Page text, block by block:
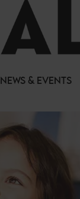
NEWS & EVENTS